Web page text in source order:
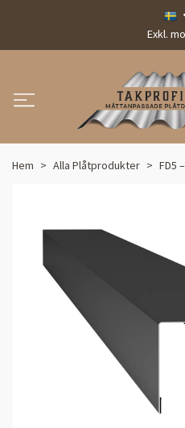
Exkl.
Hem Alla Plåtprodukter FD5